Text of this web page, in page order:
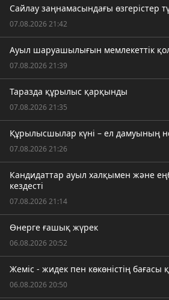
Сайлау заңнамасындағы өзгерістер
07.08.2026 21:42
Ауыл шаруашылығын мемлекеттік
07.08.2026 21:39
Таразда құрылыс қарқынды
07.08.2026 21:35
Құрылысшылар күні – ел дамуының
07.08.2026 21:26
Кандидаттар ауыл халқымен және
кездесті
07.08.2026 21:14
Өнерге ғашық жүрек
06.08.2026 20:52
Жеміс - жидек пен көкөністің бағасы
06.08.2026 20:50